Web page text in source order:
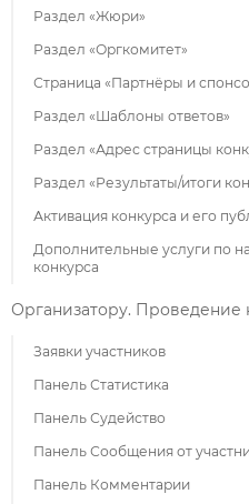
Раздел «Жюри»
Раздел «Оргкомитет»
Страница «Партнёры и
Раздел «Шаблоны ответов»
Раздел «Адрес страницы
Раздел «Результаты/итоги
Активация конкурса и его
Дополнительные услуги по
конкурса
Организатору. Проведение
Заявки участников
Панель Статистика
Панель Судейство
Панель Сообщения от
Панель Комментарии